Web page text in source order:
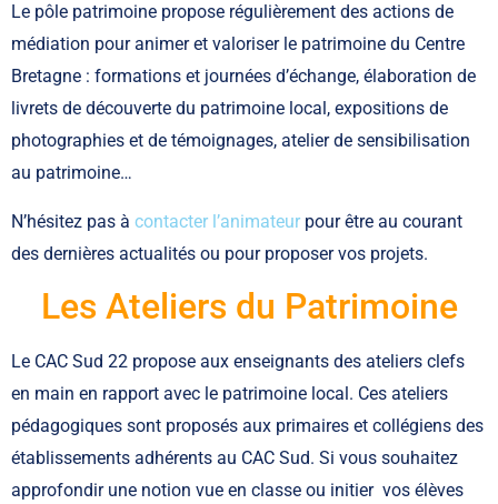
Le pôle patrimoine propose régulièrement des actions de
médiation pour animer et valoriser le patrimoine du Centre
Bretagne : formations et journées d’échange, élaboration de
livrets de découverte du patrimoine local, expositions de
photographies et de témoignages, atelier de sensibilisation
au patrimoine…
N’hésitez pas à contacter l’animateur pour être au courant
des dernières actualités ou pour proposer vos projets.
Les Ateliers du Patrimoine
Le CAC Sud 22 propose aux enseignants des ateliers clefs
en main en rapport avec le patrimoine local. Ces ateliers
pédagogiques sont proposés aux primaires et collégiens des
établissements adhérents au CAC Sud. Si vous souhaitez
approfondir une notion vue en classe ou initier vos élèves